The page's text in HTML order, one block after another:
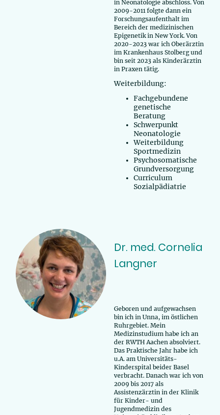
in Neonatologie abschloss. Von
2009-2011 folgte dann ein
Forschungsaufenthalt im
Bereich der medizinischen
Epigenetik in New York. Von
2020-2023 war ich Oberärztin
im Krankenhaus Stolberg und
bin seit 2023 als Kinderärztin
in Praxen tätig.
Weiterbildung:​
Fachgebundene
genetische
Beratung
Schwerpunkt
Neonatologie
Weiterbildung
Sportmedizin
Psychosomatische
Grundversorgung
Curriculum
Sozialpädiatrie
Dr. med. Cornelia
Langner
Geboren und aufgewachsen
bin ich in Unna, im östlichen
Ruhrgebiet. Mein
Medizinstudium habe ich an
der RWTH Aachen absolviert.
Das Praktische Jahr habe ich
u.A. am Universitäts-
Kinderspital beider Basel
verbracht. Danach war ich von
2009 bis 2017 als
Assistenzärztin in der Klinik
für Kinder- und
Jugendmedizin des